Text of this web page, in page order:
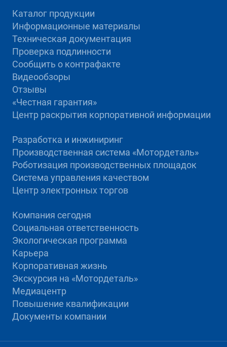
Каталог продукции
Информационные материалы
Техническая документация
Проверка подлинности
Сообщить о контрафакте
Видеообзоры
Отзывы
«Честная гарантия»
Центр раскрытия корпоративной информации
Разработка и инжиниринг
Производственная система «Mотордеталь»
Роботизация производственных площадок
Система управления качеством
Центр электронных торгов
Компания сегодня
Социальная ответственность
Экологическая программа
Карьера
Корпоративная жизнь
Экскурсия на «Мотордеталь»
Медиацентр
Повышение квалификации
Документы компании